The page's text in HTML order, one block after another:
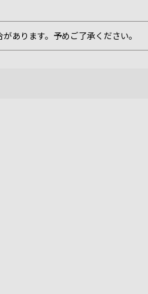
あります。予めご了承ください。